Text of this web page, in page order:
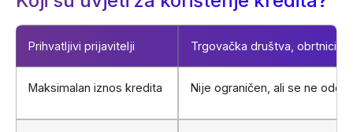
Prihvatljivi prijavitelji Trgovačka društva, obrtnici,
Maksimalan iznos kredita Nije ograničen, ali se ne